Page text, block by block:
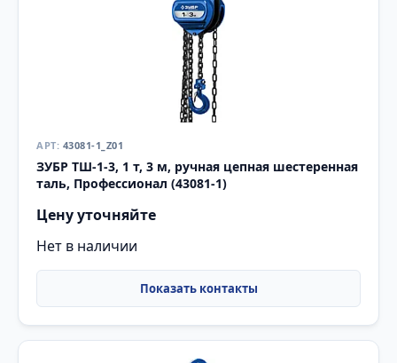
43081-1_Z01
ЗУБР ТШ-1-3, 1 т, 3 м, ручная цепная шестеренная
таль, Профессионал (43081-1)
Цену уточняйте
Нет в наличии